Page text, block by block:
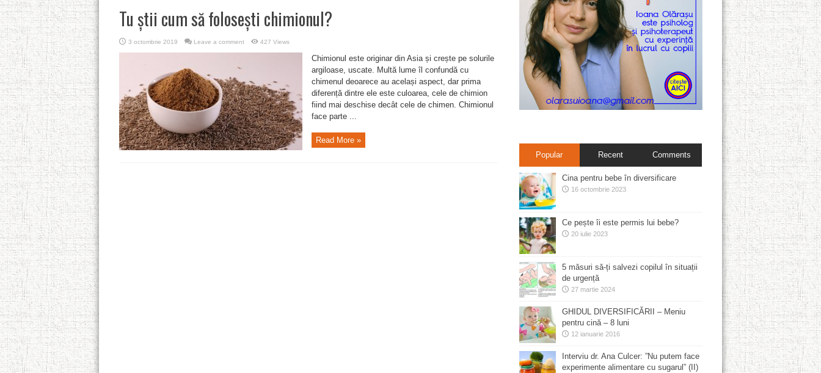
Tu știi cum să folosești chimionul?
3 octombrie 2019 Leave a comment 427 Views
Chimionul este originar din Asia și crește pe solurile
argiloase, uscate. Multă lume îl confundă cu
chimenul deoarece au același aspect, dar prima
diferență dintre ele este culoarea, cele de chimion
fiind mai deschise decât cele de chimen. Chimionul
face parte ...
Read More »
Popular Recent Comments
Cina pentru bebe în diversificare
16 octombrie 2023
Ce pește îi este permis lui bebe?
20 iulie 2023
5 măsuri să-ți salvezi copilul în situații
de urgență
27 martie 2024
GHIDUL DIVERSIFICĂRII – Meniu
pentru cină – 8 luni
12 ianuarie 2016
Interviu dr. Ana Culcer: ”Nu putem face
experimente alimentare cu sugarul” (II)